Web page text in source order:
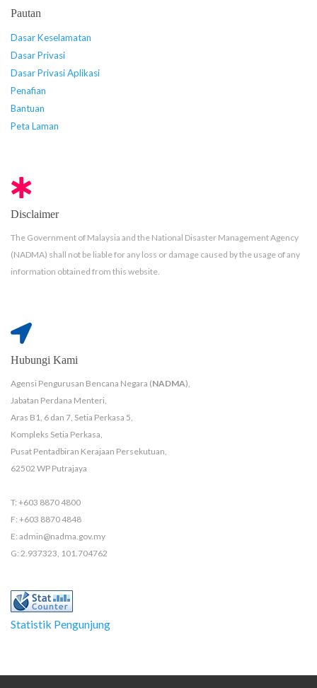
Pautan
Dasar Keselamatan
Dasar Privasi
Dasar Privasi Aplikasi
Penafian
Bantuan
Peta Laman
Disclaimer
The Government of Malaysia and the National Disaster Management Agency
(NADMA) shall not be liable for any loss or damage caused by the usage of any
information obtained from this website.
Hubungi Kami
Agensi Pengurusan Bencana Negara (NADMA),
Jabatan Perdana Menteri,
Aras B1, 6 dan 7, Setia Perkasa 5,
Kompleks Setia Perkasa,
Pusat Pentadbiran Kerajaan Persekutuan,
62502 WP Putrajaya
T: +603 8870 4800
F: +603 8870 4848
E: admin@nadma.gov.my
G: 2.937323, 101.704762
Statistik Pengunjung